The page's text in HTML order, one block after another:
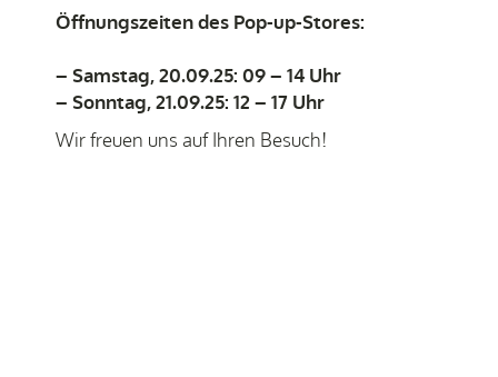
Öffnungszeiten des Pop-up-Stores:
– Samstag, 20.09.25: 09 – 14 Uhr
– Sonntag, 21.09.25: 12 – 17 Uhr
Wir freuen uns auf Ihren Besuch!